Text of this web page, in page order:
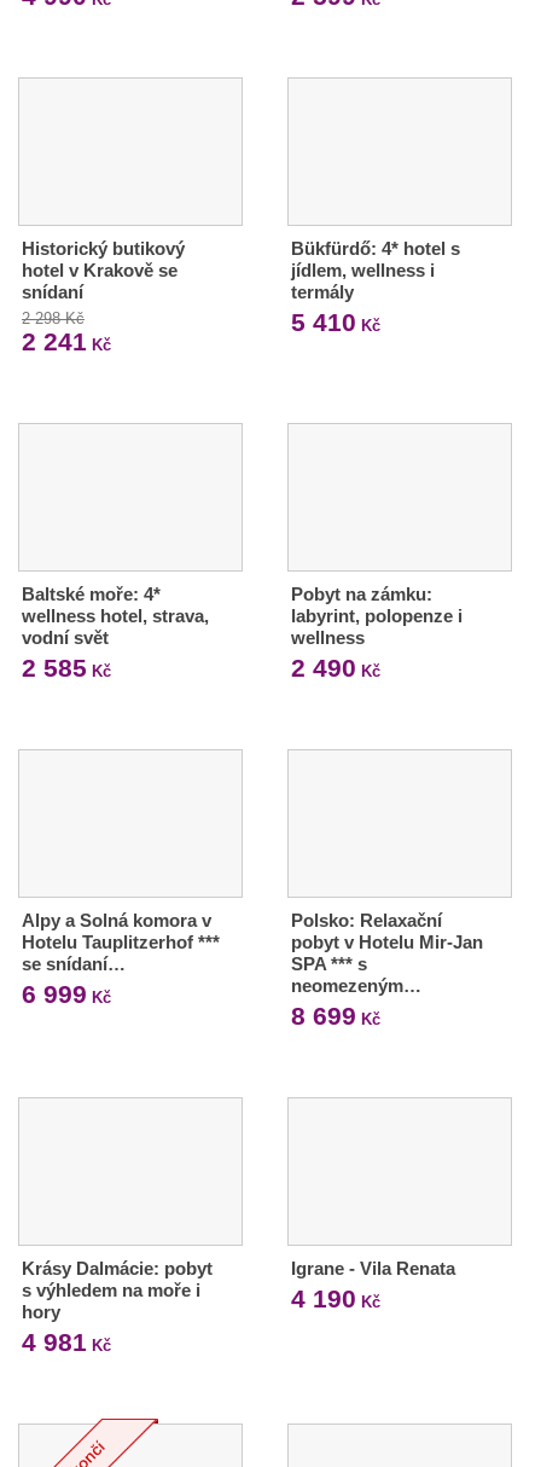
Historický butikový
hotel v Krakově se
snídaní
2 298 Kč
2 241 Kč
Bükfürdő: 4* hotel s
jídlem, wellness i
termály
5 410 Kč
Baltské moře: 4*
wellness hotel, strava,
vodní svět
2 585 Kč
Pobyt na zámku:
labyrint, polopenze i
wellness
2 490 Kč
Alpy a Solná komora v
Hotelu Tauplitzerhof ***
se snídaní…
6 999 Kč
Polsko: Relaxační
pobyt v Hotelu Mir-Jan
SPA *** s
neomezeným…
8 699 Kč
Krásy Dalmácie: pobyt
s výhledem na moře i
hory
4 981 Kč
Igrane - Vila Renata
4 190 Kč